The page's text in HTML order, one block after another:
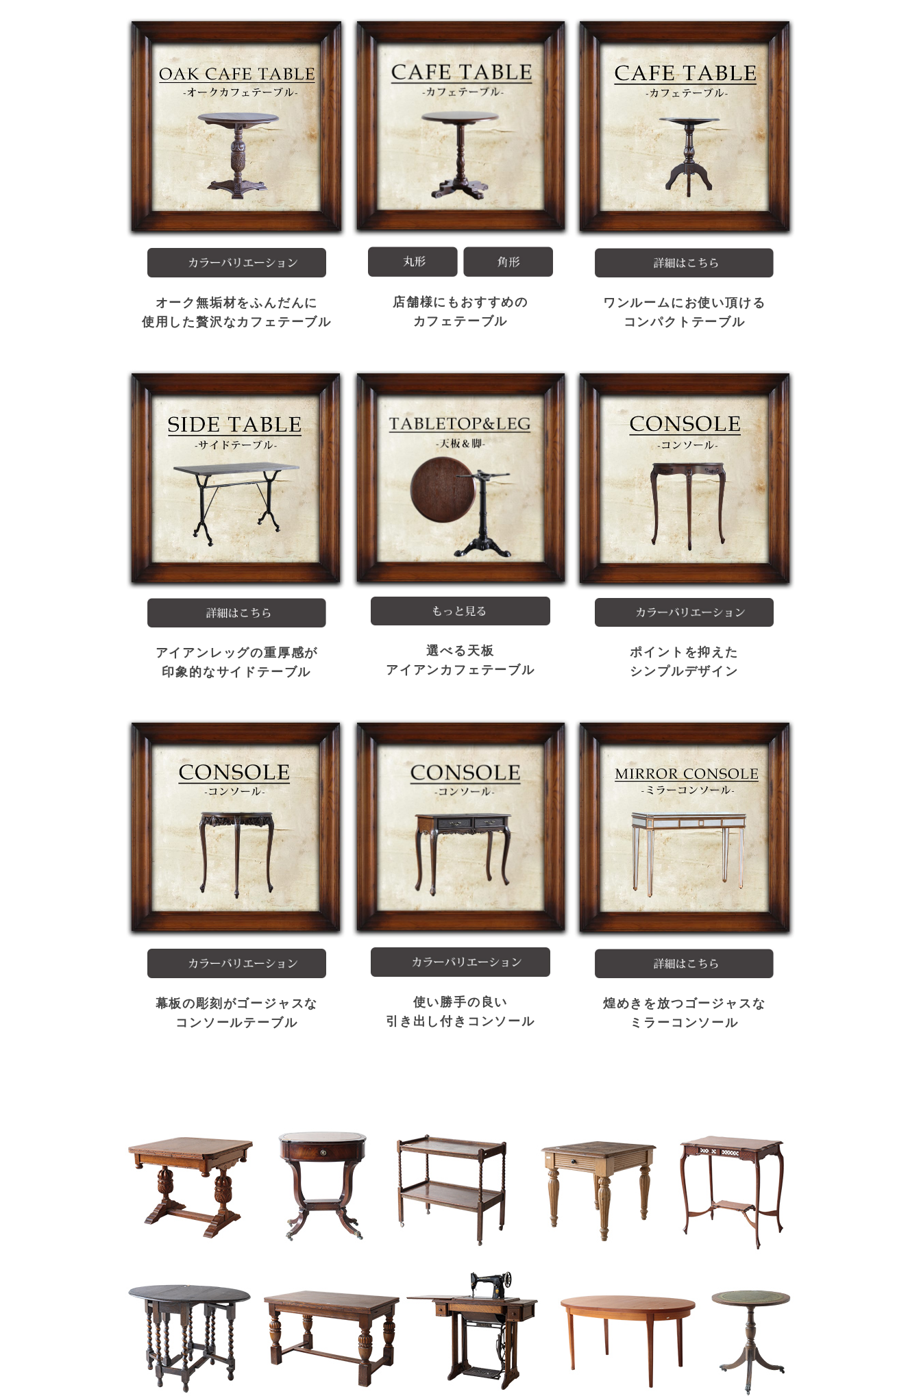
オーク無垢材をふんだんに
使用した贅沢なカフェテーブル
店舗様にもおすすめの
カフェテーブル
ワンルームにお使い頂ける
コンパクトテーブル
アイアンレッグの重厚感が
印象的なサイドテーブル
選べる天板
アイアンカフェテーブル
ポイントを抑えた
シンプルデザイン
幕板の彫刻がゴージャスな
コンソールテーブル
使い勝手の良い
引き出し付きコンソール
煌めきを放つゴージャスな
ミラーコンソール